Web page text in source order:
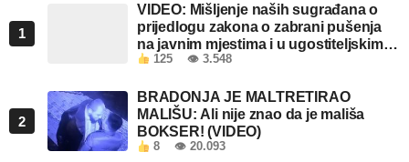
1
VIDEO: Mišljenje naših sugrađana o
prijedlogu zakona o zabrani pušenja
na javnim mjestima i u ugostiteljskim
objektima u FBiH
125 👁 3.548
2
BRADONJA JE MALTRETIRAO
MALIŠU: Ali nije znao da je mališa
BOKSER! (VIDEO)
8 👁 20.093